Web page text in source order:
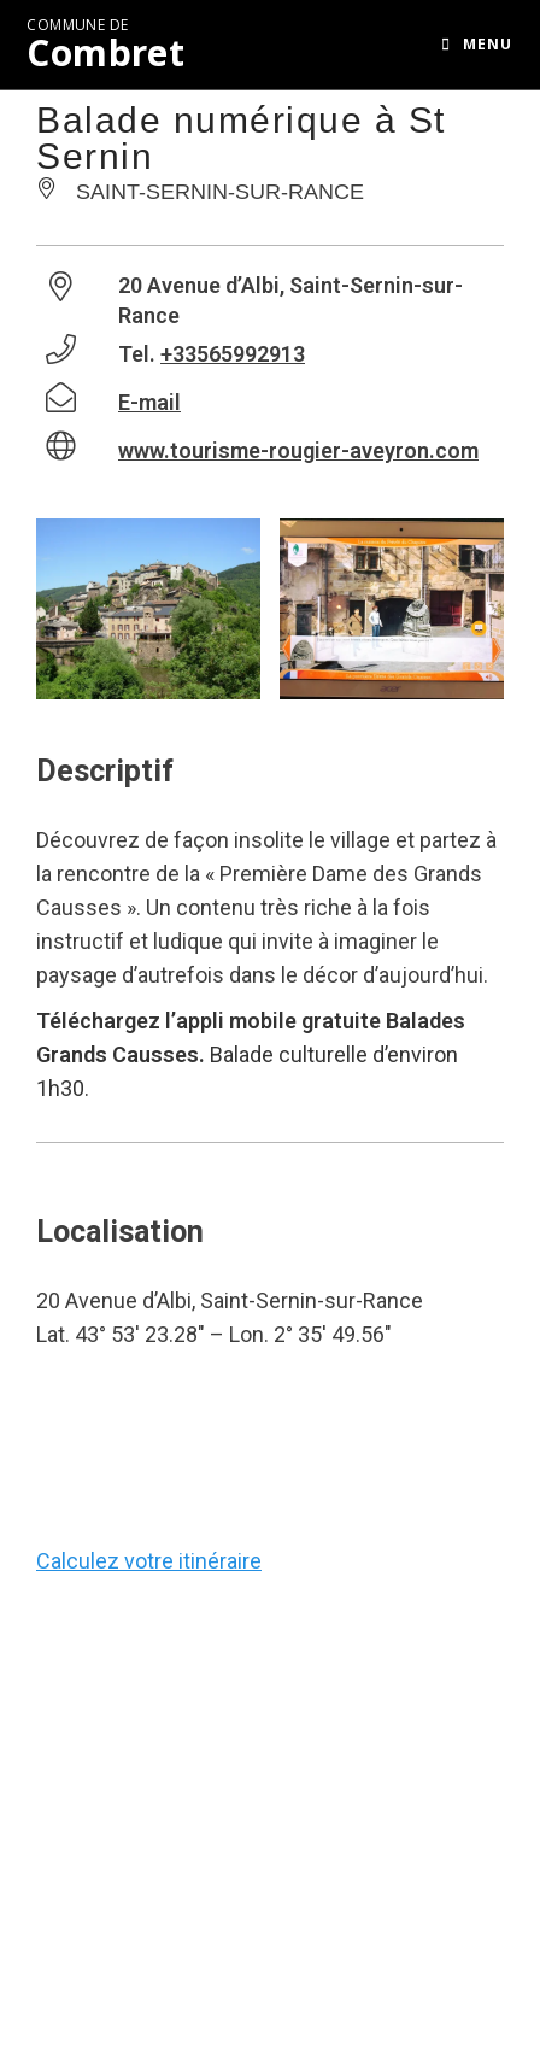
COMMUNE DE
Combret MENU
Balade numérique à St
Sernin
SAINT-SERNIN-SUR-RANCE
20 Avenue d’Albi, Saint-Sernin-sur-
Rance
Tel. +33565992913
E-mail
www.tourisme-rougier-aveyron.com
Descriptif
Découvrez de façon insolite le village et partez à
la rencontre de la « Première Dame des Grands
Causses ». Un contenu très riche à la fois
instructif et ludique qui invite à imaginer le
paysage d’autrefois dans le décor d’aujourd’hui.
Téléchargez l’appli mobile gratuite Balades
Grands Causses. Balade culturelle d’environ
1h30.
Localisation
20 Avenue d’Albi, Saint-Sernin-sur-Rance
Lat. 43° 53′ 23.28″ – Lon. 2° 35′ 49.56″
Calculez votre itinéraire